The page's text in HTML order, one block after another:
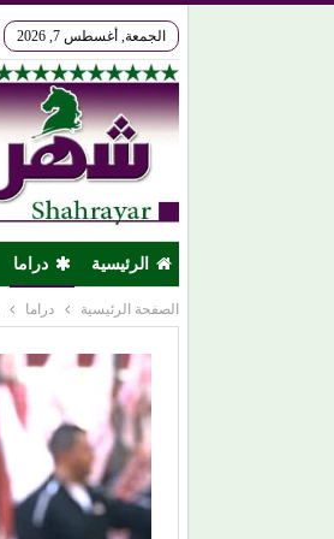
الجمعة, أغسطس 7, 2026
الرئيسية دراما
الصفحة الرئيسية دراما